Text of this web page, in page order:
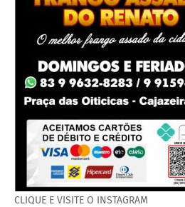
CLIQUE E VISITE O INSTAGRAM